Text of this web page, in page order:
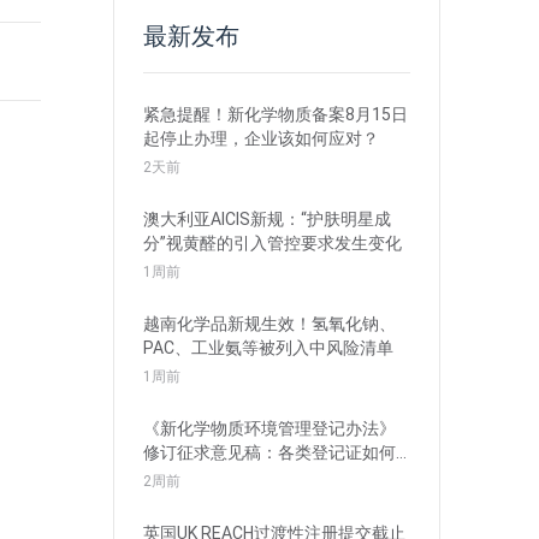
最新发布
紧急提醒！新化学物质备案8月15日
起停止办理，企业该如何应对？
2天前
澳大利亚AICIS新规：“护肤明星成
分”视黄醛的引入管控要求发生变化
1周前
越南化学品新规生效！氢氧化钠、
PAC、工业氨等被列入中风险清单
1周前
《新化学物质环境管理登记办法》
修订征求意见稿：各类登记证如何
衔接？
2周前
英国UK REACH过渡性注册提交截止